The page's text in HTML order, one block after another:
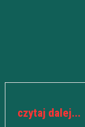
czytaj dalej...